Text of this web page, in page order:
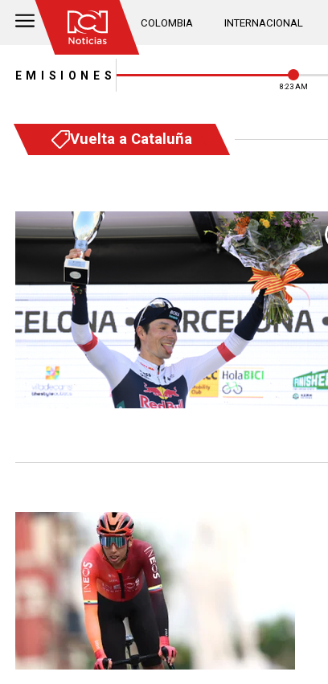
COLOMBIA INTERNACIONAL
EMISIONES
8:23 AM
Vuelta a Cataluña